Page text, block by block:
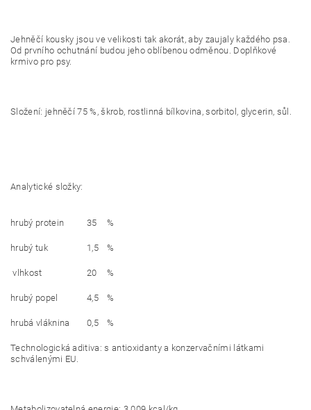
Jehněčí kousky jsou ve velikosti tak akorát, aby zaujaly každého psa.
Od prvního ochutnání budou jeho oblíbenou odměnou. Doplňkové
krmivo pro psy.
Složení: jehněčí 75 %, škrob, rostlinná bílkovina, sorbitol, glycerin, sůl.
Analytické složky:
hrubý protein 35 %
hrubý tuk 1,5 %
vlhkost 20 %
hrubý popel 4,5 %
hrubá vláknina 0,5 %
Technologická aditiva:s antioxidanty a konzervačními látkami
schválenými EU.